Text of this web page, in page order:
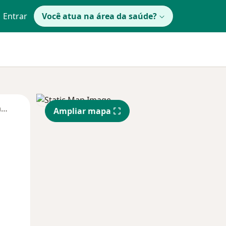
Entrar Você atua na área da saúde?
Segunda-feira Qua
12 Ago
Qui,
13 Ago
Ampliar mapa